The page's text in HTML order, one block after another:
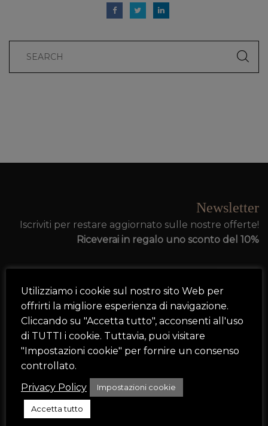
Newsletter
Iscriviti per restare aggiornato sulle nostre offerte!
Riceverai in regalo uno sconto del 10%
Ho letto e accetto i termini e le condizioni
ISCRIVITI
Utilizziamo i cookie sul nostro sito Web per
offrirti la migliore esperienza di navigazione.
Cliccando su "Accetta tutto", acconsenti all'uso
di TUTTI i cookie. Tuttavia, puoi visitare
"Impostazioni cookie" per fornire un consenso
controllato.
Privacy Policy
Impostazioni cookie
Accetta tutto